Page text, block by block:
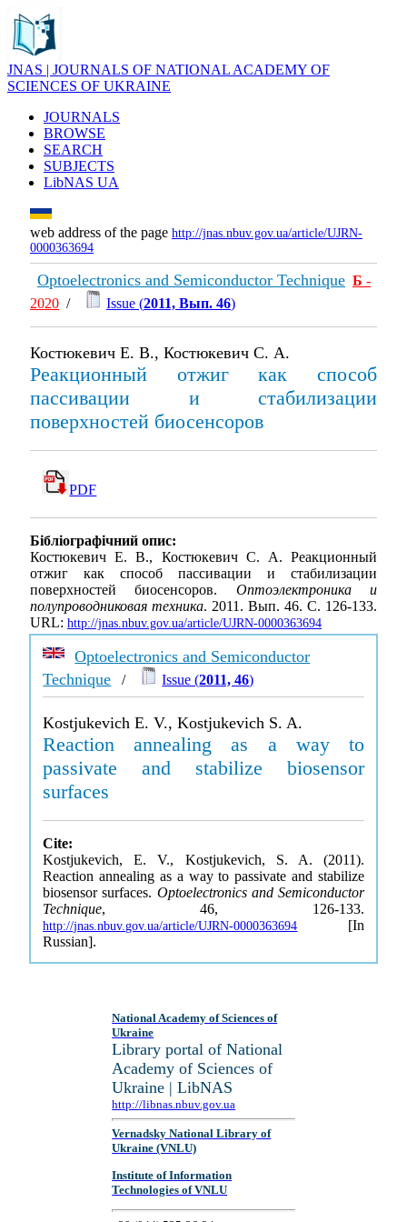
JNAS | JOURNALS OF NATIONAL ACADEMY OF
SCIENCES OF UKRAINE
JOURNALS
BROWSE
SEARCH
SUBJECTS
LibNAS UA
web address of the page http://jnas.nbuv.gov.ua/article/UJRN-
0000363694
Optoelectronics and Semiconductor Technique Б -
2020 / Issue (2011, Вып. 46)
Костюкевич Е. В., Костюкевич С. А.
Реакционный отжиг как способ
пассивации и стабилизации
поверхностей биосенсоров
PDF
Бібліографічний опис:
Костюкевич Е. В., Костюкевич С. А. Реакционный
отжиг как способ пассивации и стабилизации
поверхностей биосенсоров. Оптоэлектроника и
полупроводниковая техника. 2011. Вып. 46. С. 126-133.
URL: http://jnas.nbuv.gov.ua/article/UJRN-0000363694
Optoelectronics and Semiconductor
Technique / Issue (2011, 46)
Kostjukevich E. V., Kostjukevich S. A.
Reaction annealing as a way to
passivate and stabilize biosensor
surfaces
Cite:
Kostjukevich, E. V., Kostjukevich, S. A. (2011).
Reaction annealing as a way to passivate and stabilize
biosensor surfaces. Optoelectronics and Semiconductor
Technique, 46, 126-133.
http://jnas.nbuv.gov.ua/article/UJRN-0000363694 [In
Russian].
National Academy of Sciences of
Ukraine
Library portal of National
Academy of Sciences of
Ukraine | LibNAS
http://libnas.nbuv.gov.ua
Vernadsky National Library of
Ukraine (VNLU)
Institute of Information
Technologies of VNLU